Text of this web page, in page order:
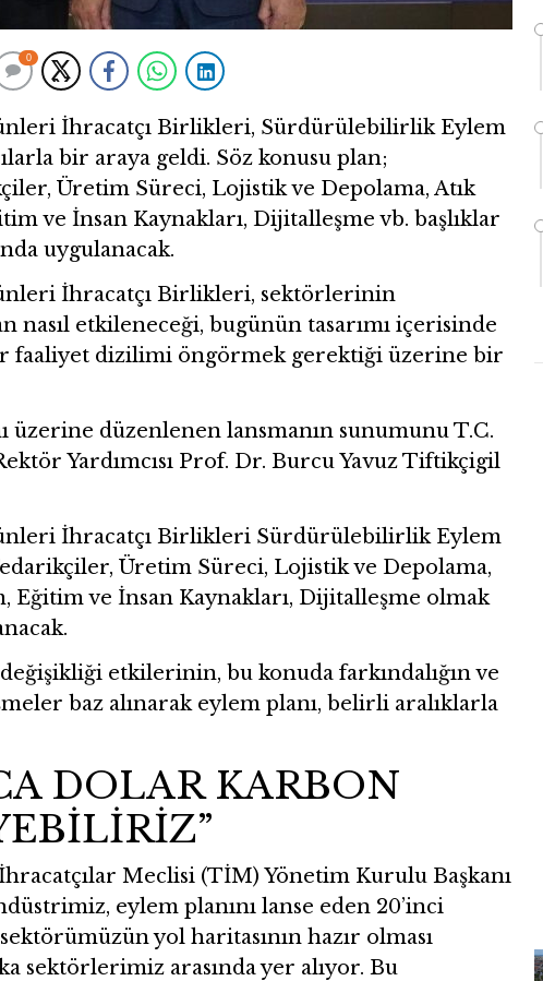
0
İhracatçı Birlikleri, Sürdürülebilirlik Eylem
bir araya geldi. Söz konusu plan;
Üretim Süreci, Lojistik ve Depolama, Atık
ve İnsan Kaynakları, Dijitalleşme vb. başlıklar
uygulanacak.
İhracatçı Birlikleri, sektörlerinin
etkileneceği, bugünün tasarımı içerisinde
faaliyet dizilimi öngörmek gerektiği üzerine bir
düzenlenen lansmanın sunumunu T.C.
Yardımcısı Prof. Dr. Burcu Yavuz Tiftikçigil
İhracatçı Birlikleri Sürdürülebilirlik Eylem
Üretim Süreci, Lojistik ve Depolama,
Eğitim ve İnsan Kaynakları, Dijitalleşme olmak
etkilerinin, bu konuda farkındalığın ve
baz alınarak eylem planı, belirli aralıklarla
DOLAR KARBON
Meclisi (TİM) Yönetim Kurulu Başkanı
eylem planını lanse eden 20’inci
yol haritasının hazır olması
sektörlerimiz arasında yer alıyor. Bu